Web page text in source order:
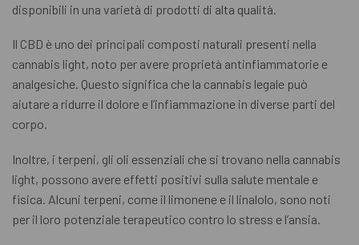
disponibili in una varietà di prodotti di alta qualità.
Il CBD è uno dei principali composti naturali presenti nella
cannabis light, noto per avere proprietà antinfiammatorie e
analgesiche. Questo significa che la cannabis legale può
aiutare a ridurre il dolore e l’infiammazione in diverse parti del
corpo.
Inoltre, i terpeni, gli oli essenziali che si trovano nella cannabis
light, possono avere effetti positivi sulla salute mentale e
fisica. Alcuni terpeni, come il limonene e il linalolo, sono noti
per il loro potenziale terapeutico contro lo stress e l’ansia.